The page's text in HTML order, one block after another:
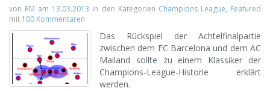
von RM am 13.03.2013 in den Kategorien Champions League, Featured
mit 100 Kommentaren
Das Rückspiel der Achtelfinalpartie
zwischen dem FC Barcelona und dem AC
Mailand sollte zu einem Klassiker der
Champions-League-Historie erklärt
werden.